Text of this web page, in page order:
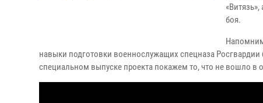
боя.
навыки подготовки военнослужащих спецназа
специальном выпуске проекта покажем то, что не вошло